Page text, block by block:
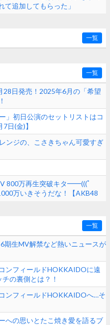
追加してもらった」
一覧
一覧
28日発売！2025年6月の「希望
」初日公演のセットリストはコ
日(金)】
ンジの、こさきちゃん可愛すぎ
800万再生突破キタ━━(((ﾟ
万いきそうだな！【AKB48
一覧
期生MV解禁など熱いニュースが
ンフィールドHOKKAIDOに遠
の裏側とは？！
ンフィールドHOKKAIDOへ…そ
への思いとたこ焼き愛を語るブ